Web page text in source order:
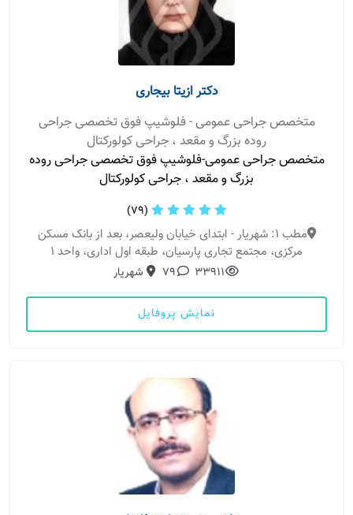
دکتر ازیتا بیجاری
متخصص جراحی عمومی - فلوشیپ فوق تخصصی جراحی
روده بزرگ و مقعد ، جراحی کولورکتال
متخصص جراحی عمومی-فلوشیپ فوق تخصصی جراحی روده
بزرگ و مقعد ، جراحی کولورکتال
(79)
مطب 1: شهریار - ابتدای خیابان ولیعصر، بعد از بانک مسکن
مرکزی، مجتمع تجاری پارسیان، طبقه اول اداری، واحد 1
33911
79 شهریار
نمایش پروفایل